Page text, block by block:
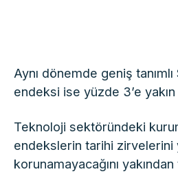
Aynı dönemde geniş
endeksi ise yüzde 3’e
Teknoloji sektöründeki
endekslerin tarihi zirvelerini
korunamayacağını